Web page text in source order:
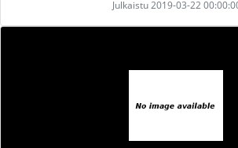
Julkaistu 2019-03-22